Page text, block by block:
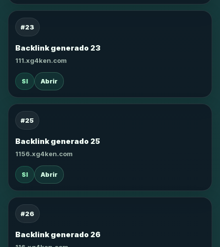
#23
Backlink generado 23
111.xg4ken.com
SI Abrir
#25
Backlink generado 25
1156.xg4ken.com
SI Abrir
#26
Backlink generado 26